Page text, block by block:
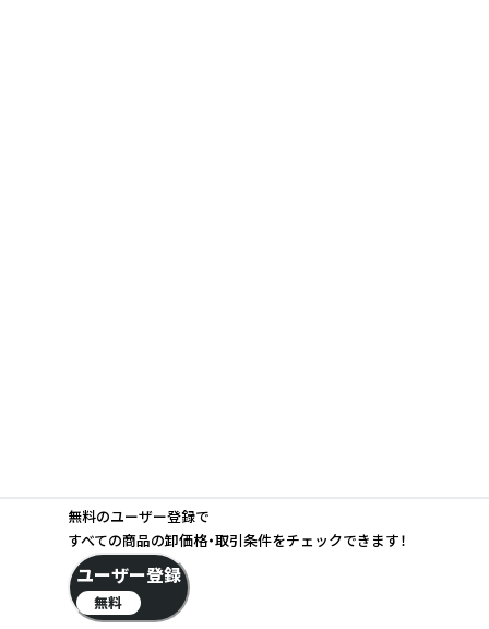
無料のユーザー登録で
すべての商品の卸価格・取引条件をチェックできます！
ユーザー登録
無料